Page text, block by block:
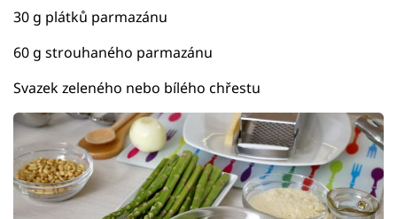
30 g plátků parmazánu
60 g strouhaného parmazánu
Svazek zeleného nebo bílého chřestu